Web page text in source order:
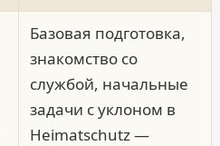
Базовая подготовка,
знакомство со
службой, начальные
задачи с уклоном в
Heimat­schutz —